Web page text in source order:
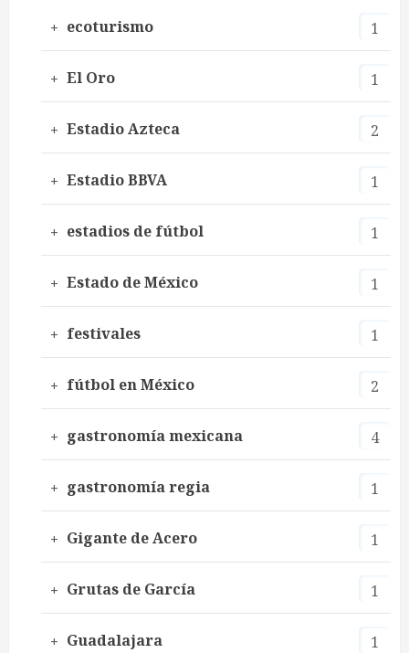
ecoturismo 1
El Oro 1
Estadio Azteca 2
Estadio BBVA 1
estadios de fútbol 1
Estado de México 1
festivales 1
fútbol en México 2
gastronomía mexicana 4
gastronomía regia 1
Gigante de Acero 1
Grutas de García 1
Guadalajara 1